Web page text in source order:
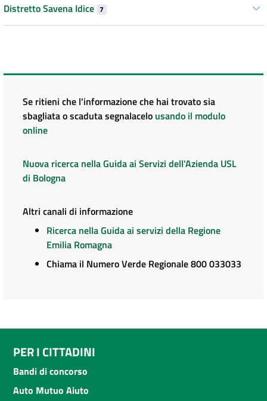
Distretto Savena Idice 7
Se ritieni che l'informazione che hai trovato sia
sbagliata o scaduta segnalacelo usando il modulo
online
Nuova ricerca nella Guida ai Servizi dell'Azienda USL
di Bologna
Altri canali di informazione
Ricerca nella Guida ai servizi della Regione
Emilia Romagna
Chiama il Numero Verde Regionale 800 033033
PER I CITTADINI
Bandi di concorso
Auto Mutuo Aiuto